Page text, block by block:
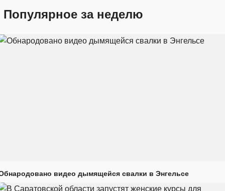
Популярное за неделю
видео дымящейся свалки в Энгельсе